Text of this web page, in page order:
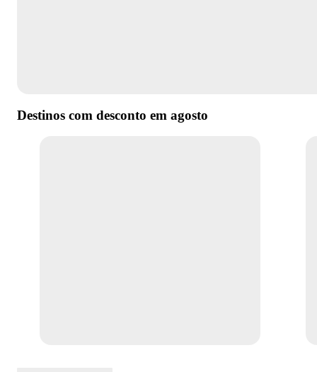
Destinos com desconto em agosto